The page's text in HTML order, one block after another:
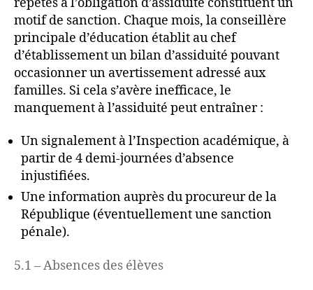
motif de sanction. Chaque mois, la conseillère
principale d’éducation établit au chef
d’établissement un bilan d’assiduité pouvant
occasionner un avertissement adressé aux
familles. Si cela s’avère inefficace, le
manquement à l’assiduité peut entraîner :
Un signalement à l’Inspection académique, à
partir de 4 demi-journées d’absence
injustifiées.
Une information auprès du procureur de la
République (éventuellement une sanction
pénale).
5.1 – Absences des élèves